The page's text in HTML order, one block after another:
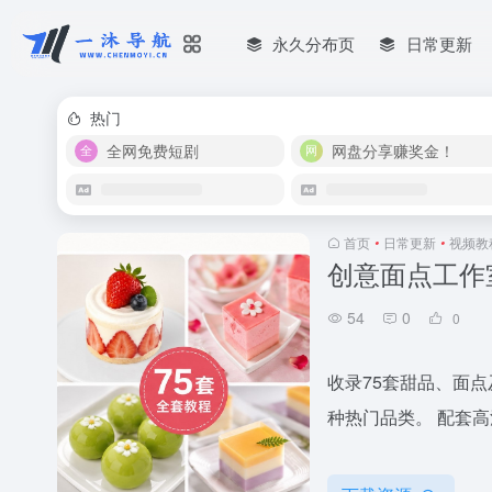
永久分布页 日常更新
热门
全网免费短剧
网盘分享赚奖金！
首页 • 日常更新 • 视频教
创意面点工
54 0 0
收录75套甜品、面
种热门品类。 配套